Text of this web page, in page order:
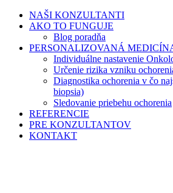
NAŠI KONZULTANTI
AKO TO FUNGUJE
Blog poradňa
PERSONALIZOVANÁ
Individuálne nastavenie
Určenie rizika vzniku
Diagnostika ochorenia v čo
biopsia)
Sledovanie priebehu ochorenia
REFERENCIE
PRE KONZULTANTOV
KONTAKT